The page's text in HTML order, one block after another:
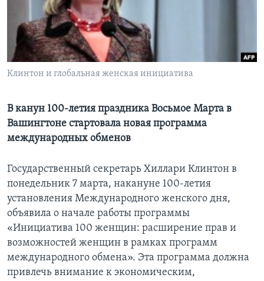
Learning English
СОЦИАЛЬНЫЕ СЕТИ
Языки
Клинтон и глобальная женская инициатива
В канун 100-летия праздника Восьмое Марта в
Вашингтоне стартовала новая программа
международных обменов
Государственный секретарь Хиллари Клинтон в
понедельник 7 марта, накануне 100-летия
установления Международного женского дня,
объявила о начале работы программы
«Инициатива 100 женщин: расширение прав и
возможностей женщин в рамках программ
международного обмена». Эта программа должна
привлечь внимание к экономическим,